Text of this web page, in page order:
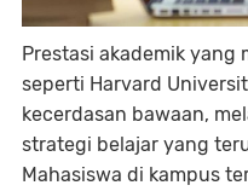
Prestasi akademik
seperti Harvard
kecerdasan bawaan,
strategi belajar yang
Mahasiswa di kampus